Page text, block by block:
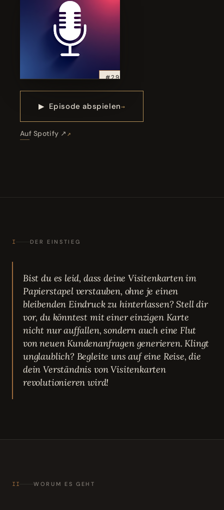
#29
▶ Episode abspielen
Auf Spotify ↗
I DER EINSTIEG
Bist du es leid, dass deine Visitenkarten im
Papierstapel verstauben, ohne je einen
bleibenden Eindruck zu hinterlassen? Stell dir
vor, du könntest mit einer einzigen Karte
nicht nur auffallen, sondern auch eine Flut
von neuen Kundenanfragen generieren. Klingt
unglaublich? Begleite uns auf eine Reise, die
dein Verständnis von Visitenkarten
revolutionieren wird!
II WORUM ES GEHT